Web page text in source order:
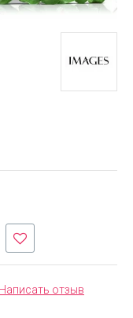
Написать отзыв